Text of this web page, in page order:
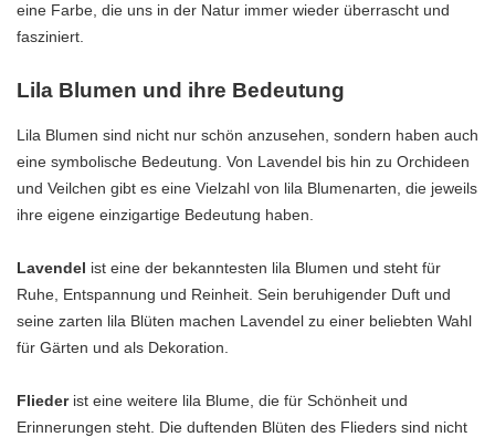
eine Farbe, die uns in der Natur immer wieder überrascht und
fasziniert.
Lila Blumen und ihre Bedeutung
Lila Blumen sind nicht nur schön anzusehen, sondern haben auch
eine symbolische Bedeutung. Von Lavendel bis hin zu Orchideen
und Veilchen gibt es eine Vielzahl von lila Blumenarten, die jeweils
ihre eigene einzigartige Bedeutung haben.
Lavendel ist eine der bekanntesten lila Blumen und steht für
Ruhe, Entspannung und Reinheit. Sein beruhigender Duft und
seine zarten lila Blüten machen Lavendel zu einer beliebten Wahl
für Gärten und als Dekoration.
Fliederist eine weitere lila Blume, die für Schönheit und
Erinnerungen steht. Die duftenden Blüten des Flieders sind nicht